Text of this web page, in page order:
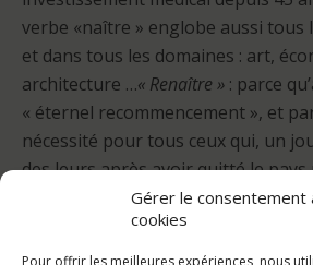
Gérer le consentement
cookies
Pour offrir les meilleures expériences, nous
verbe «naître » englobe aussi tous
et dans tous les domaines : art,
architecture …« Renaître » : parce
« éternel recommencement », et
nécessité pour tous ceux qui, un
des leurs après avoir quitté le pays
en Bretagne, Bretons au Viêt Nam.